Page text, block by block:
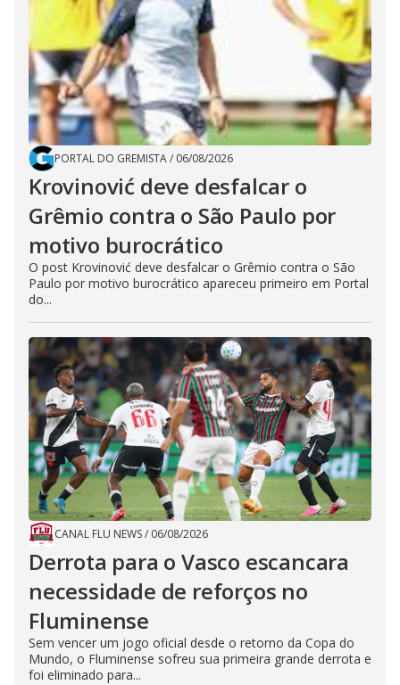
PORTAL DO GREMISTA/ 06/08/2026
Krovinović deve desfalcar o
Grêmio contra o São Paulo por
motivo burocrático
O post Krovinović deve desfalcar o Grêmio contra o São
Paulo por motivo burocrático apareceu primeiro em Portal
do...
CANAL FLU NEWS/ 06/08/2026
Derrota para o Vasco escancara
necessidade de reforços no
Fluminense
Sem vencer um jogo oficial desde o retorno da Copa do
Mundo, o Fluminense sofreu sua primeira grande derrota e
foi eliminado para...